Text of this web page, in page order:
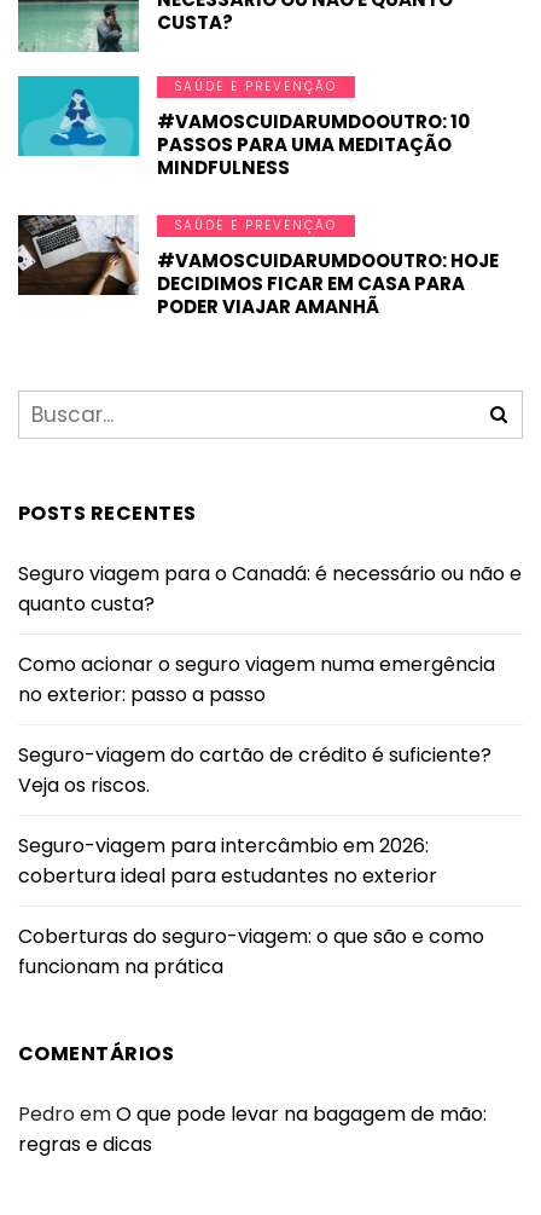
CUSTA?
SAÚDE E PREVENÇÃO
#VAMOSCUIDARUMDOOUTRO: 10
PASSOS PARA UMA MEDITAÇÃO
MINDFULNESS
SAÚDE E PREVENÇÃO
#VAMOSCUIDARUMDOOUTRO: HOJE
DECIDIMOS FICAR EM CASA PARA
PODER VIAJAR AMANHÃ
POSTS RECENTES
Seguro viagem para o Canadá: é necessário ou não e
quanto custa?
Como acionar o seguro viagem numa emergência
no exterior: passo a passo
Seguro-viagem do cartão de crédito é suficiente?
Veja os riscos.
Seguro-viagem para intercâmbio em 2026:
cobertura ideal para estudantes no exterior
Coberturas do seguro-viagem: o que são e como
funcionam na prática
COMENTÁRIOS
PedroemO que pode levar na bagagem de mão:
regras e dicas